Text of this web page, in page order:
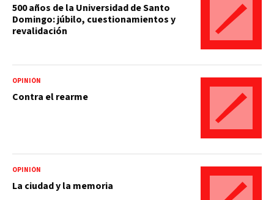
500 años de la Universidad de Santo
Domingo: júbilo, cuestionamientos y
revalidación
OPINIÓN
Contra el rearme
OPINIÓN
La ciudad y la memoria